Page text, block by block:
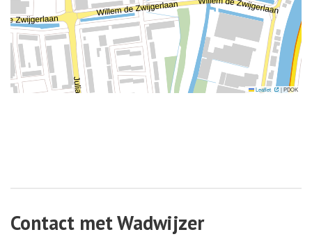
Leaflet. Externe link
|PDOK
Contact met Wadwijzer